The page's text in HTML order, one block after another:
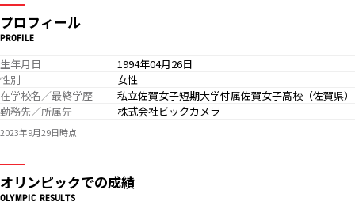
プロフィール
PROFILE
生年月日
1994年04月26日
性別
女性
在学校名／最終学歴
私立佐賀女子短期大学付属佐賀女子高校（佐賀県）
勤務先／所属先
株式会社ビックカメラ
2023年9月29日時点
オリンピックでの成績
OLYMPIC RESULTS